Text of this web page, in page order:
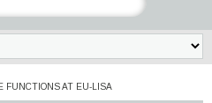
FUNCTIONS AT EU-LISA